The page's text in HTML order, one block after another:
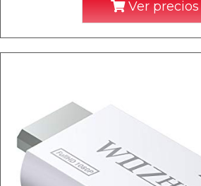
Ver